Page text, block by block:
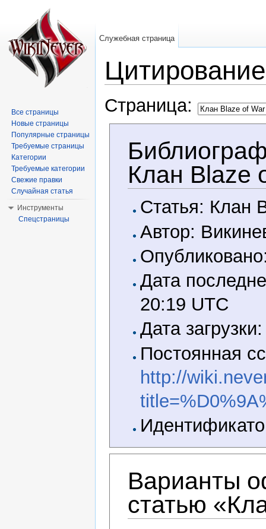
Цитирование
Страница:
Клан Blaze
Статья: Клан
Автор:
Дата
20:19 UTC
Дата
Постоянная
http://
Варианты
статью
Служебная страница
Все страницы
Новые страницы
Популярные страницы
Требуемые страницы
Категории
Требуемые категории
Свежие правки
Случайная статья
Инструменты
Спецстраницы